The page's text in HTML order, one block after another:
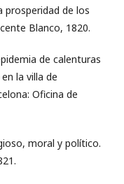
prosperidad de los
Blanco, 1820.
de calenturas
la villa de
Oficina de
moral y político.